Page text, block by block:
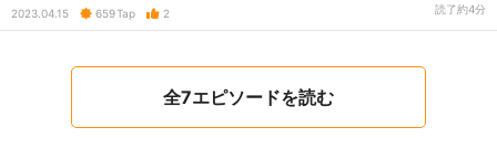
2023.04.15 659Tap 2 読了約4分
全7エピソードを読む